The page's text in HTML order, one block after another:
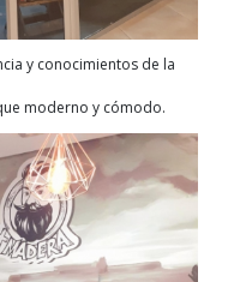
y conocimientos de la
moderno y cómodo.